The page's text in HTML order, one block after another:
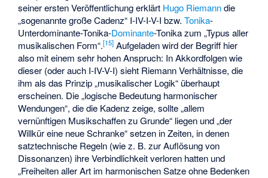
seiner ersten Veröffentlichung erklärt Hugo Riemanndie
„sogenannte große Cadenz“ I-IV-I-V-I bzw.Tonika-
Unterdominante-Tonika-Dominante-Tonika zum „Typus aller
musikalischen Form“.[15] Aufgeladen wird der Begriff hier
also mit einem sehr hohen Anspruch: In Akkordfolgen wie
dieser (oder auch I-IV-V-I) sieht Riemann Verhältnisse, die
ihm als das Prinzip „musikalischer Logik“ überhaupt
erscheinen. Die „logische Bedeutung harmonischer
Wendungen“, die die Kadenz zeige, sollte „allem
vernünftigen Musikschaffen zu Grunde“ liegen und „der
Willkür eine neue Schranke“ setzen in Zeiten, in denen
satztechnische Regeln (wie z. B. zur Auflösung von
Dissonanzen) ihre Verbindlichkeit verloren hatten und
„Freiheiten aller Art im harmonischen Satze ohne Bedenken